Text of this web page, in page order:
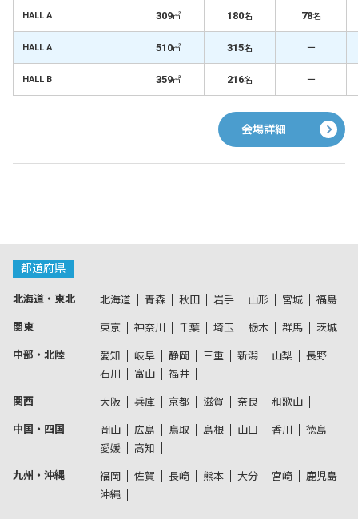
HALL A 309㎡ 180名 78名
HALL A 510㎡ 315名 －
HALL B 359㎡ 216名 －
会場詳細
都道府県
北海道・東北 北海道 青森 秋田 岩手 山形 宮城 福島
関東 東京 神奈川 千葉 埼玉 栃木 群馬 茨城
中部・北陸 愛知 岐阜 静岡 三重 新潟 山梨
長野
石川
富山 福井
関西 大阪 兵庫 京都 滋賀 奈良 和歌山
中国・四国 岡山 広島 鳥取 島根 山口 香川
徳島
愛媛
高知
九州・沖縄 福岡 佐賀 長崎 熊本 大分 宮崎
鹿児島
沖縄